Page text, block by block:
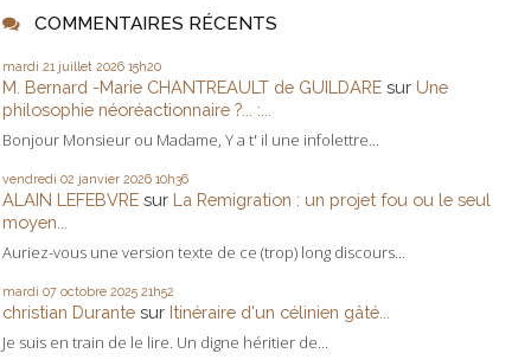
COMMENTAIRES RÉCENTS
mardi 21 juillet 2026 15h20
M. Bernard -Marie CHANTREAULT de GUILDARE sur Une
philosophie néoréactionnaire ?... :...
Bonjour Monsieur ou Madame, Y a t' il une infolettre...
vendredi 02 janvier 2026 10h36
ALAIN LEFEBVRE sur La Remigration : un projet fou ou le seul
moyen...
Auriez-vous une version texte de ce (trop) long discours...
mardi 07 octobre 2025 21h52
christian Durante sur Itinéraire d'un célinien gâté...
Je suis en train de le lire. Un digne héritier de...